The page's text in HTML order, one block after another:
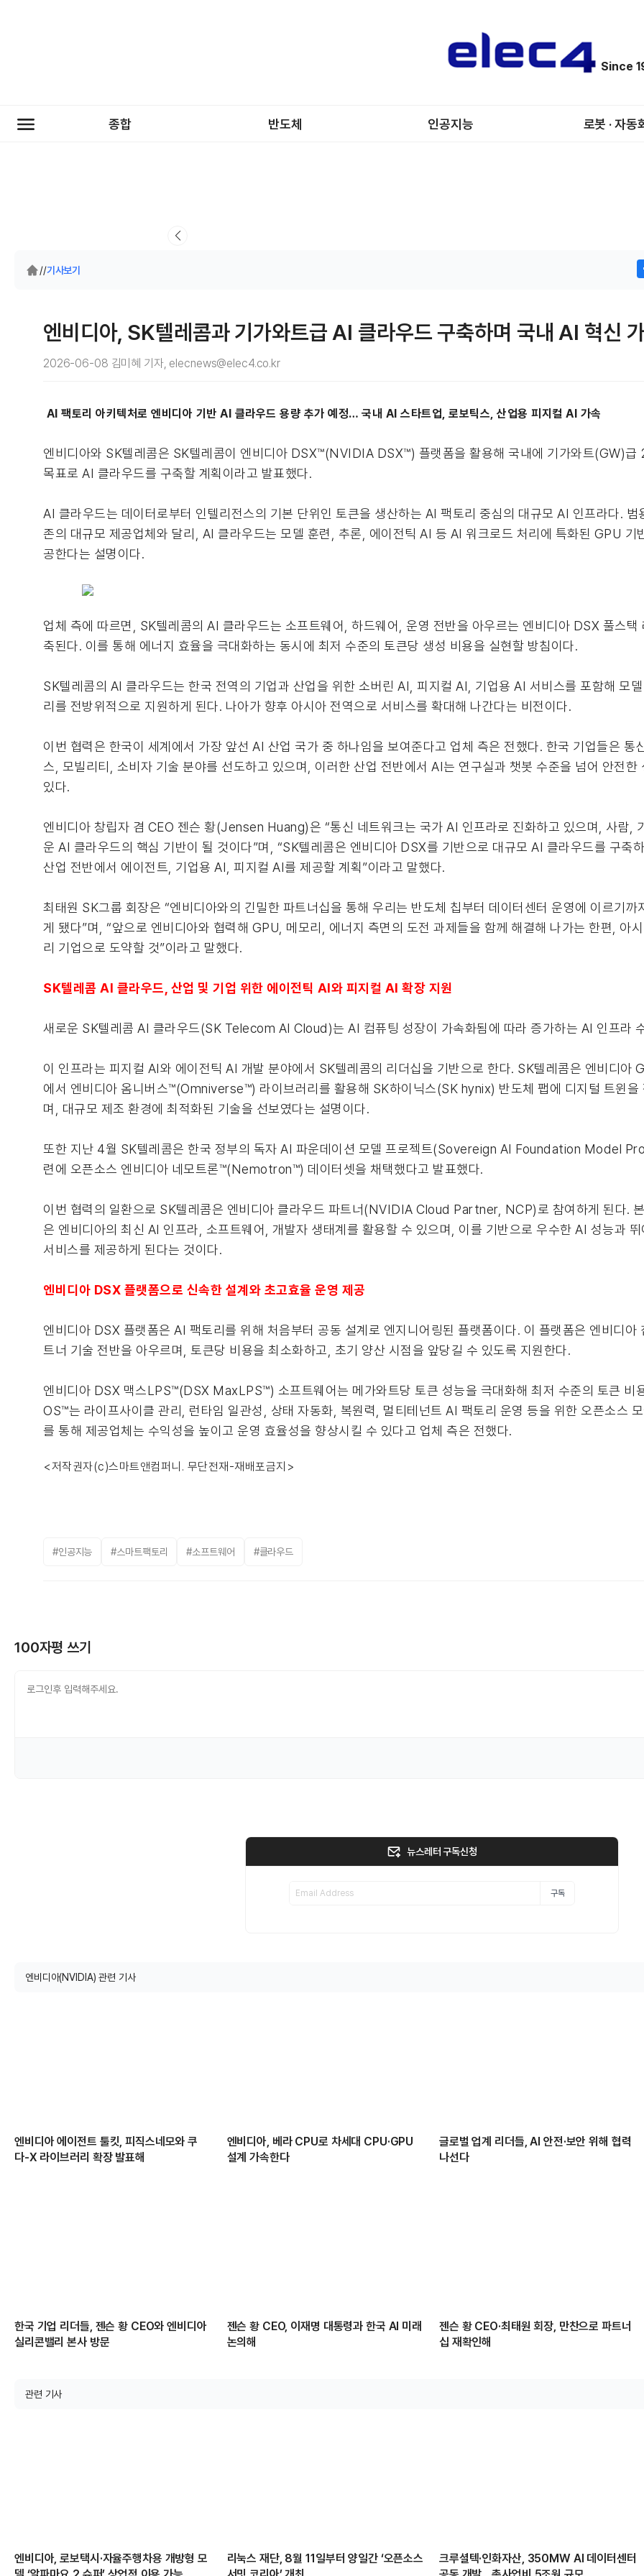
Since
종합 반도체 인공지능 로봇 · 자동
//기사보기
엔비디아, SK텔레콤과 기가와트급 AI 클라우드 구축하며 국내 AI 혁신
2026-06-08 김미혜 기자, elecnews@elec4.co.kr
AI 팩토리 아키텍처로 엔비디아 기반 AI 클라우드 용량 추가 예정… 국내 AI 스타트업, 로보틱스, 산업용 피지컬 AI 가속
엔비디아와 SK텔레콤은 SK텔레콤이 엔비디아 DSX™(NVIDIA DSX™) 플랫폼을 활용해 국내에 기가와트(GW)
목표로 AI 클라우드를 구축할 계획이라고 발표했다.
AI 클라우드는 데이터로부터 인텔리전스의 기본 단위인 토큰을 생산하는 AI 팩토리 중심의 대규모 AI 인프라다.
존의 대규모 제공업체와 달리, AI 클라우드는 모델 훈련, 추론, 에이전틱 AI 등 AI 워크로드 처리에 특화된 GPU 기
공한다는 설명이다.
업체 측에 따르면, SK텔레콤의 AI 클라우드는 소프트웨어, 하드웨어, 운영 전반을 아우르는 엔비디아 DSX 풀스택
축된다. 이를 통해 에너지 효율을 극대화하는 동시에 최저 수준의 토큰당 생성 비용을 실현할 방침이다.
SK텔레콤의 AI 클라우드는 한국 전역의 기업과 산업을 위한 소버린 AI, 피지컬 AI, 기업용 AI 서비스를 포함해 모
리를 전방위적으로 지원하게 된다. 나아가 향후 아시아 전역으로 서비스를 확대해 나간다는 비전이다.
이번 협력은 한국이 세계에서 가장 앞선 AI 산업 국가 중 하나임을 보여준다고 업체 측은 전했다. 한국 기업들은 통
스, 모빌리티, 소비자 기술 분야를 선도하고 있으며, 이러한 산업 전반에서 AI는 연구실과 챗봇 수준을 넘어 안전한
있다.
엔비디아 창립자 겸 CEO 젠슨 황(Jensen Huang)은 “통신 네트워크는 국가 AI 인프라로 진화하고 있으며, 사람,
운 AI 클라우드의 핵심 기반이 될 것이다”며, “SK텔레콤은 엔비디아 DSX를 기반으로 대규모 AI 클라우드를 구축
산업 전반에서 에이전트, 기업용 AI, 피지컬 AI를 제공할 계획”이라고 말했다.
최태원 SK그룹 회장은 “엔비디아와의 긴밀한 파트너십을 통해 우리는 반도체 칩부터 데이터센터 운영에 이르기
게 됐다”며, “앞으로 엔비디아와 협력해 GPU, 메모리, 에너지 측면의 도전 과제들을 함께 해결해 나가는 한편, 아
리 기업으로 도약할 것”이라고 말했다.
SK텔레콤 AI 클라우드, 산업 및 기업 위한 에이전틱 AI와 피지컬 AI 확장 지원
새로운 SK텔레콤 AI 클라우드(SK Telecom AI Cloud)는 AI 컴퓨팅 성장이 가속화됨에 따라 증가하는 AI 인프라
이 인프라는 피지컬 AI와 에이전틱 AI 개발 분야에서 SK텔레콤의 리더십을 기반으로 한다. SK텔레콤은 엔비디아
에서 엔비디아 옴니버스™(Omniverse™) 라이브러리를 활용해 SK하이닉스(SK hynix) 반도체 팹에 디지털 트윈을
며, 대규모 제조 환경에 최적화된 기술을 선보였다는 설명이다.
또한 지난 4월 SK텔레콤은 한국 정부의 독자 AI 파운데이션 모델 프로젝트(Sovereign AI Foundation Model
련에 오픈소스 엔비디아 네모트론™(Nemotron™) 데이터셋을 채택했다고 발표했다.
이번 협력의 일환으로 SK텔레콤은 엔비디아 클라우드 파트너(NVIDIA Cloud Partner, NCP)로 참여하게 된다.
은 엔비디아의 최신 AI 인프라, 소프트웨어, 개발자 생태계를 활용할 수 있으며, 이를 기반으로 우수한 AI 성능과
서비스를 제공하게 된다는 것이다.
엔비디아 DSX 플랫폼으로 신속한 설계와 초고효율 운영 제공
엔비디아 DSX 플랫폼은 AI 팩토리를 위해 처음부터 공동 설계로 엔지니어링된 플랫폼이다. 이 플랫폼은 엔비디
트너 기술 전반을 아우르며, 토큰당 비용을 최소화하고, 초기 양산 시점을 앞당길 수 있도록 지원한다.
엔비디아 DSX 맥스LPS™(DSX MaxLPS™) 소프트웨어는 메가와트당 토큰 성능을 극대화해 최저 수준의 토큰 비
OS™는 라이프사이클 관리, 런타임 일관성, 상태 자동화, 복원력, 멀티테넌트 AI 팩토리 운영 등을 위한 오픈소스
를 통해 제공업체는 수익성을 높이고 운영 효율성을 향상시킬 수 있다고 업체 측은 전했다.
<저작권자(c)스마트앤컴퍼니. 무단전재-재배포금지>
#인공지능 #스마트팩토리 #소프트웨어 #클라우드
100자평 쓰기
뉴스레터 구독신청
구독
엔비디아(NVIDIA) 관련 기사
엔비디아 에이전트 툴킷, 피직스네모와 쿠
다-X 라이브러리 확장 발표해
엔비디아, 베라 CPU로 차세대 CPU·GPU
설계 가속한다
글로벌 업계 리더들, AI 안전·보안 위해 협력
나선다
한국 기업 리더들, 젠슨 황 CEO와 엔비디아
실리콘밸리 본사 방문
젠슨 황 CEO, 이재명 대통령과 한국 AI 미래
논의해
젠슨 황 CEO·최태원 회장, 만찬으로 파트너
십 재확인해
관련 기사
엔비디아, 로보택시·자율주행차용 개방형 모
리눅스 재단, 8월 11일부터 양일간 ‘오픈소스
크루셜텍·인화자산, 350MW AI 데이터센터